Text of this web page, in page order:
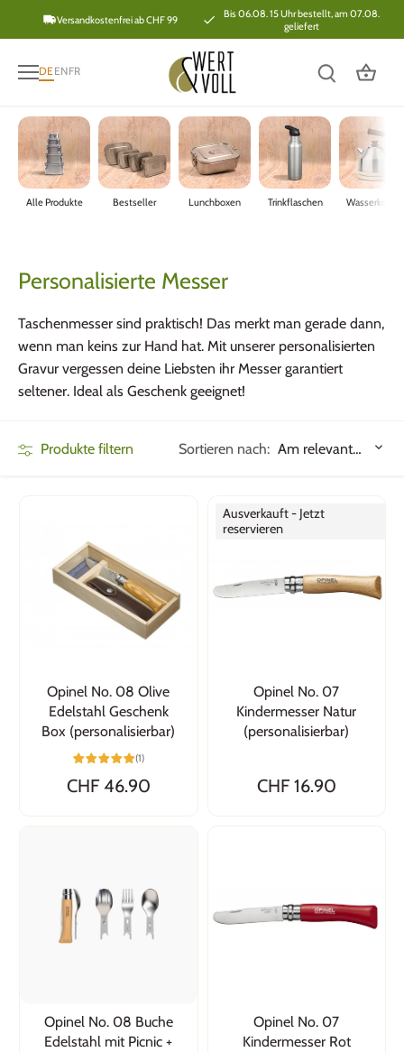
Versandkostenfrei ab CHF 99
Bis 06.08. 15 Uhr bestellt, am 07.08.
geliefert
DEENFR
Alle Produkte Bestseller Lunchboxen Trinkflaschen Wasserkocher
Personalisierte Messer
Taschenmesser sind praktisch! Das merkt man gerade dann,
wenn man keins zur Hand hat. Mit unserer personalisierten
Gravur vergessen deine Liebsten ihr Messer garantiert
seltener. Ideal als Geschenk geeignet!
Produkte filtern Sortieren nach: Am relevantesten
Opinel No. 08 Olive
Edelstahl Geschenk
Box (personalisierbar)
(1)
CHF 46.90
Ausverkauft - Jetzt
reservieren
Opinel No. 07
Kindermesser Natur
(personalisierbar)
CHF 16.90
Opinel No. 08 Buche
Edelstahl mit Picnic +
Opinel No. 07
Kindermesser Rot